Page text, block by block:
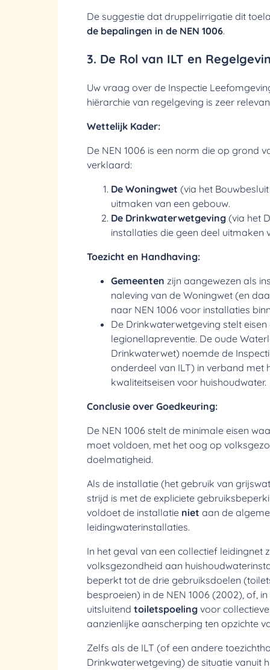
De suggestie dat druppelirrigatie dit
de bepalingen in de NEN 1006.
3. De Rol van ILT en
Uw vraag over de Inspectie
hiërarchie van regelgeving is zeer
Wettelijk Kader:
De NEN 1006 is een norm die op grond
verklaard:
De Woningwet (via het
uitmaken van een gebouw.
De Drinkwaterwetgeving (via het
installaties die geen deel uitmaken
Toezicht en Handhaving:
Gemeenten zijn aangewezen als
naleving van de Woningwet (en
naar NEN 1006 voor installaties
De Drinkwaterwetgeving stelt
legionellapreventie. De oude
Drinkwaterwet) noemde de
onderdeel van ILT) in verband met
kwaliteitseisen voor huishoudwater.
Conclusie over Goedkeuring:
De NEN 1006 stelt de minimale eisen
moet voldoen, met het oog op
doelmatigheid.
Als de installatie (het gebruik van
strijd is met de expliciete
voldoet de installatie niet aan de
leidingwaterinstallaties.
In het geval van een collectief leidingnet
volksgezondheid aan
beperkt tot de drie gebruiksdoelen
besproeien) in de NEN 1006 (2002), of,
uitsluitend toiletspoeling voor
aanzienlijke aanscherping ten opzichte
Zelfs als de ILT (of een andere
Drinkwaterwetgeving) de situatie vanuit